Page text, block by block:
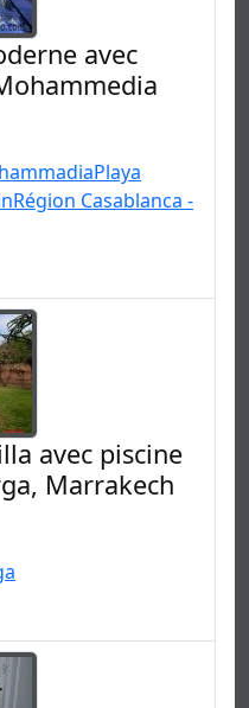
avec
Playa
Région Casablanca -
avec piscine
Marrakech